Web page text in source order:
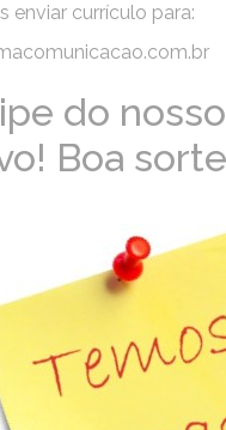
enviar currículo para:
do
Boa